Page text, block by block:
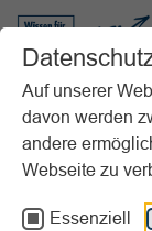
Auf unserer
davon werden
andere
Webseite zu
Essenziell
Startseite
Grundlagen
Vorlesen
Informationen